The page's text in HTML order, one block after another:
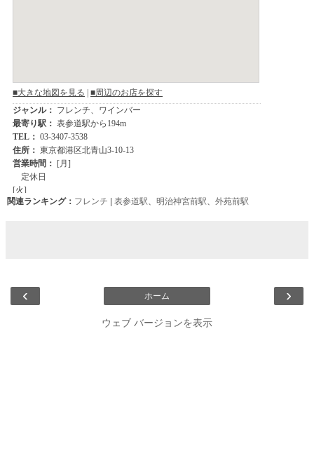
関連ランキング： フレンチ | 表参道駅 明治神宮前駅 外苑前駅
‹ ›
ホーム
ウェブ バージョンを表示